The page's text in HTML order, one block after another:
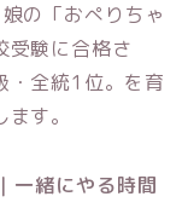
の「おぺりちゃ
受験に合格さ
・全統1位。を育
す。
一緒にやる時間